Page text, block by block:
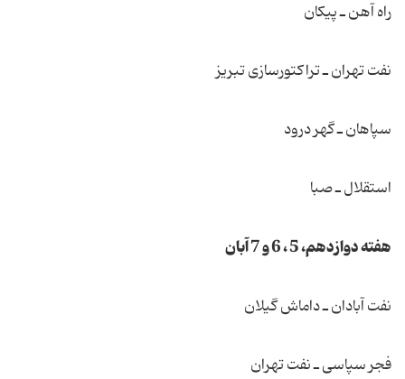
راه آهن ـ پیكان
نفت تهران ـ تراكتورسازی تبریز
سپاهان ـ گهر درود
استقلال ـ صبا
هفته دوازدهم، 5 ، 6 و 7 آبان
نفت آبادان ـ داماش گیلان
فجر سپاسی ـ نفت تهران